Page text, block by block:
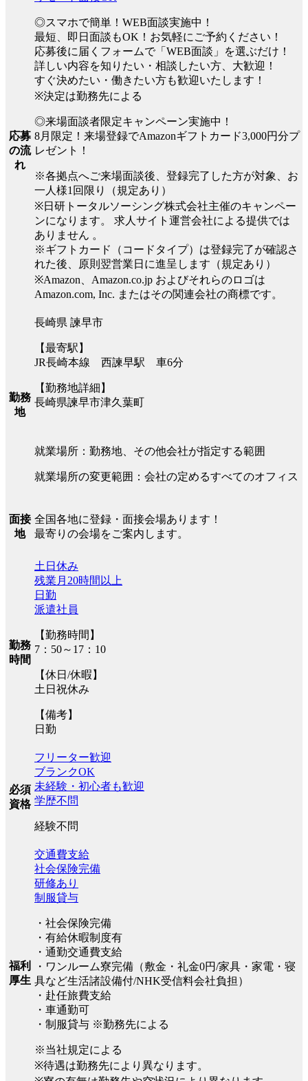
応募
の流
れ
◎スマホで簡単！WEB面談実施中！
最短、即日面談もOK！お気軽にご予約ください！
応募後に届くフォームで「WEB面談」を選ぶだけ！
詳しい内容を知りたい・相談したい方、大歓迎！
すぐ決めたい・働きたい方も歓迎いたします！
※決定は勤務先による
◎来場面談者限定キャンペーン実施中！
8月限定！来場登録でAmazonギフトカード3,000円分プ
レゼント！
※各拠点へご来場面談後、登録完了した方が対象、お
一人様1回限り（規定あり）
※日研トータルソーシング株式会社主催のキャンペー
ンになります。 求人サイト運営会社による提供では
ありません 。
※ギフトカード（コードタイプ）は登録完了が確認さ
れた後、原則翌営業日に進呈します（規定あり）
※Amazon、Amazon.co.jp およびそれらのロゴは
Amazon.com, Inc. またはその関連会社の商標です。
勤務
地
長崎県 諫早市
【最寄駅】
JR長崎本線 西諫早駅 車6分
【勤務地詳細】
長崎県諫早市津久葉町
就業場所：勤務地、その他会社が指定する範囲
就業場所の変更範囲：会社の定めるすべてのオフィス
面接
地
全国各地に登録・面接会場あります！
最寄りの会場をご案内します。
勤務
時間
土日休み
残業月20時間以上
日勤
派遣社員
【勤務時間】
7：50～17：10
【休日/休暇】
土日祝休み
【備考】
日勤
必須
資格
フリーター歓迎
ブランクOK
未経験・初心者も歓迎
学歴不問
経験不問
福利
厚生
交通費支給
社会保険完備
研修あり
制服貸与
・社会保険完備
・有給休暇制度有
・通勤交通費支給
・ワンルーム寮完備（敷金・礼金0円/家具・家電・寝
具など生活諸設備付/NHK受信料会社負担）
・赴任旅費支給
・車通勤可
・制服貸与 ※勤務先による
※当社規定による
※待遇は勤務先により異なります。